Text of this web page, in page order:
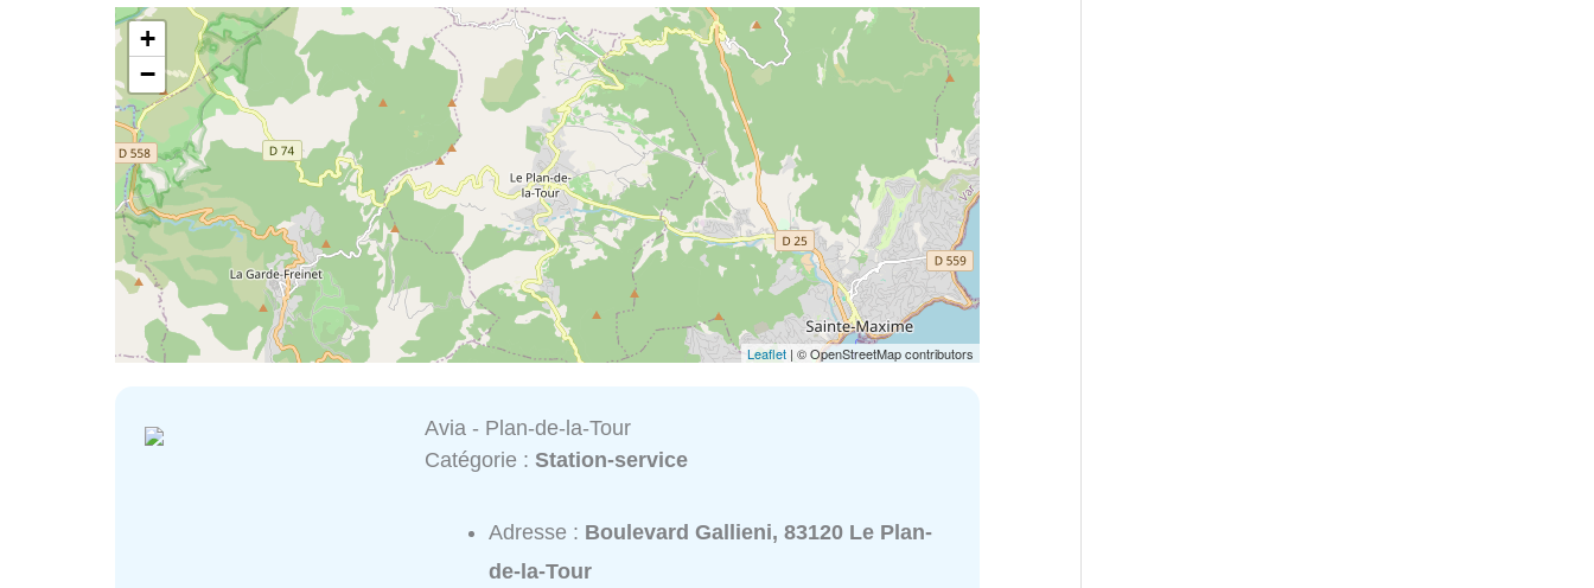
+
−
Leaflet | © OpenStreetMap contributors
Avia - Plan-de-la-Tour
Catégorie :Station-service
Adresse : Boulevard Gallieni, 83120 Le Plan-
de-la-Tour